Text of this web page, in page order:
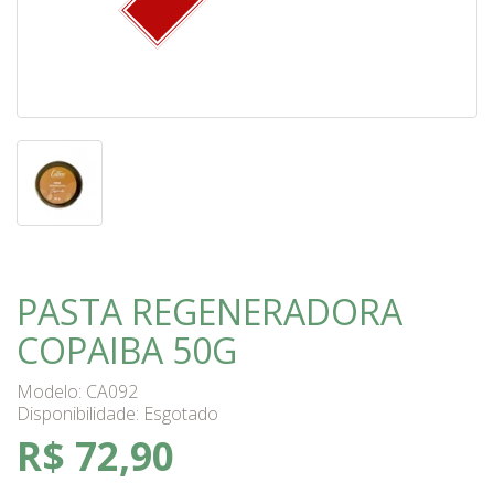
PASTA REGENERADORA
COPAIBA 50G
Modelo: CA092
Disponibilidade: Esgotado
R$ 72,90